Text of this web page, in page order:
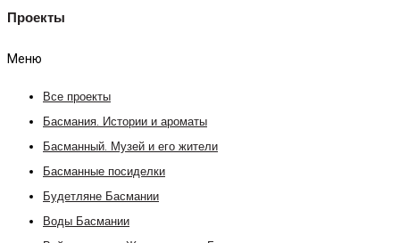
Проекты
Меню
Все проекты
Басмания. Истории и ароматы
Басманный. Музей и его жители
Басманные посиделки
Будетляне Басмании
Воды Басмании